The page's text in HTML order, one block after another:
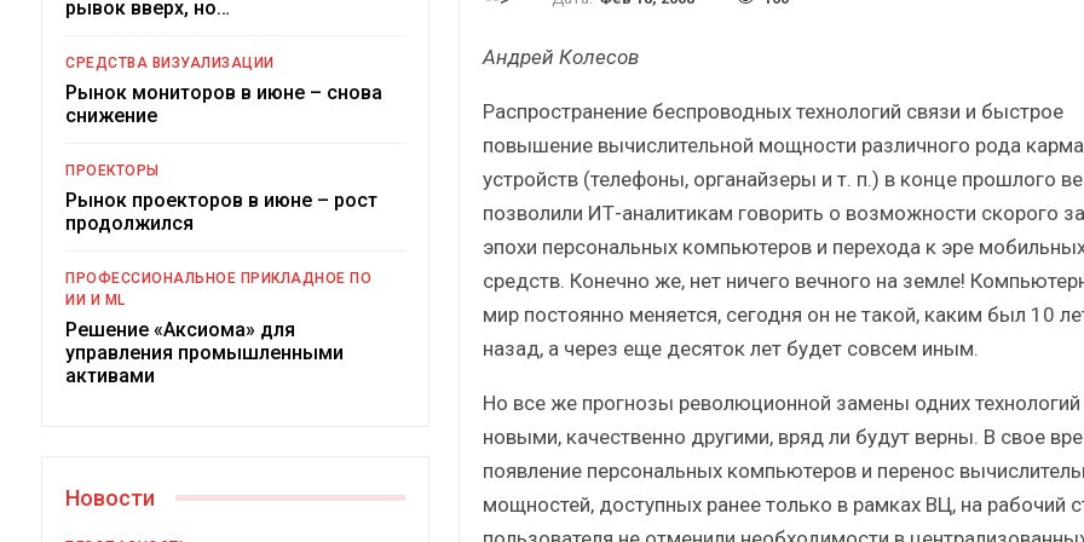
Андрей Колесов
Распространение беспроводных технологий связи и быстрое
повышение вычислительной мощности различного рода
устройств (телефоны, органайзеры и т. п.) в конце прошлого
позволили ИТ-аналитикам говорить о возможности скорого
эпохи персональных компьютеров и перехода к эре
средств. Конечно же, нет ничего вечного на земле!
мир постоянно меняется, сегодня он не такой, каким был 10
назад, а через еще десяток лет будет совсем иным.
Но все же прогнозы революционной замены одних технологий
новыми, качественно другими, вряд ли будут верны. В свое
появление персональных компьютеров и перенос
мощностей, доступных ранее только в рамках ВЦ, на рабочий
рывок вверх, но…
СРЕДСТВА ВИЗУАЛИЗАЦИИ
Рынок мониторов в июне – снова
снижение
ПРОЕКТОРЫ
Рынок проекторов в июне – рост
продолжился
ПРОФЕССИОНАЛЬНОЕ ПРИКЛАДНОЕ ПО
ИИ И ML
Решение «Аксиома» для
управления промышленными
активами
Новости
Краткий статистический
российский рынок ИБП?
Итоги и Бестселлеры
ИБП
Отрасль ИБП в депрессии?
Часть II.
ИБП
Самый успешный
рынка